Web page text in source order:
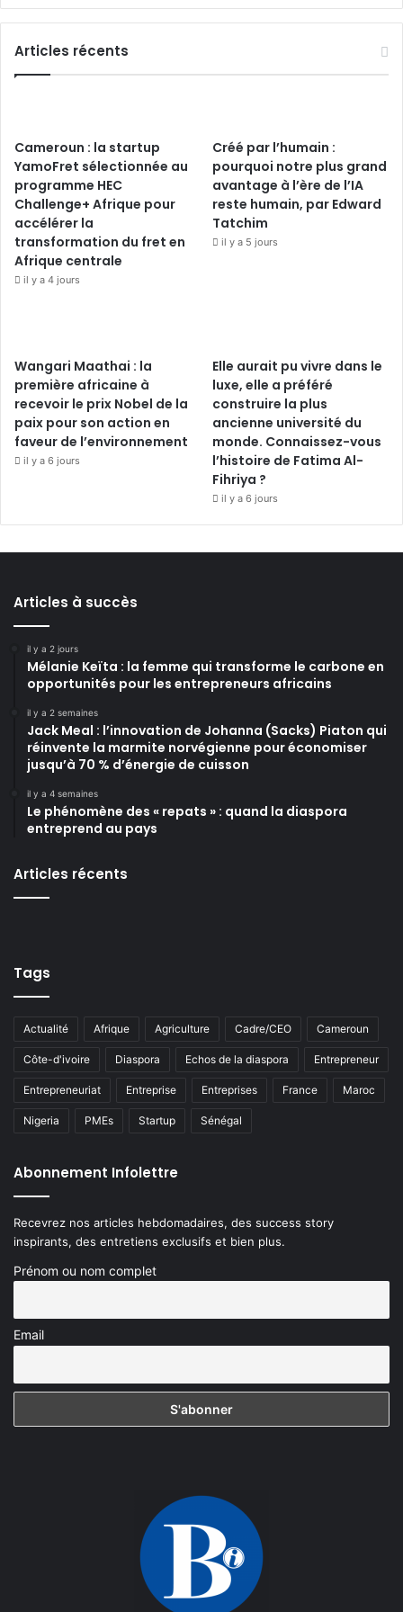
Articles récents
Cameroun : la startup
YamoFret sélectionnée au
programme HEC
Challenge+ Afrique pour
accélérer la
transformation du fret en
Afrique centrale
il y a 4 jours
Créé par l’humain :
pourquoi notre plus grand
avantage à l’ère de l’IA
reste humain, par Edward
Tatchim
il y a 5 jours
Wangari Maathai : la
première africaine à
recevoir le prix Nobel de la
paix pour son action en
faveur de l’environnement
il y a 6 jours
Elle aurait pu vivre dans le
luxe, elle a préféré
construire la plus
ancienne université du
monde. Connaissez-vous
l’histoire de Fatima Al-
Fihriya ?
il y a 6 jours
Articles à succès
il y a 2 jours
Mélanie Keïta : la femme qui transforme le carbone en
opportunités pour les entrepreneurs africains
il y a 2 semaines
Jack Meal : l’innovation de Johanna (Sacks) Piaton qui
réinvente la marmite norvégienne pour économiser
jusqu’à 70 % d’énergie de cuisson
il y a 4 semaines
Le phénomène des « repats » : quand la diaspora
entreprend au pays
Articles récents
Tags
Actualité Afrique Agriculture Cadre/CEO Cameroun
Côte-d'ivoire Diaspora Echos de la diaspora Entrepreneur
Entrepreneuriat Entreprise Entreprises France Maroc
Nigeria PMEs Startup Sénégal
Abonnement Infolettre
Recevrez nos articles hebdomadaires, des success story
inspirants, des entretiens exclusifs et bien plus.
Prénom ou nom complet
Email